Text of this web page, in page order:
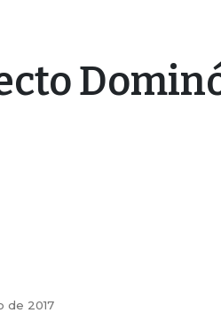
de 2017